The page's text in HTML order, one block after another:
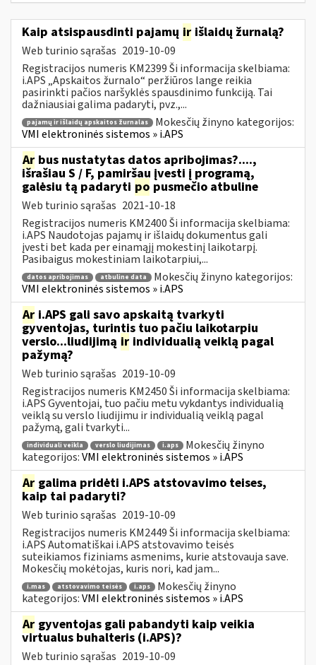
Kaip atsispausdinti pajamų ir išlaidų žurnalą?
Web turinio sąrašas 2019-10-09
Registracijos numeris KM2399 Ši informacija skelbiama:
i.APS „Apskaitos žurnalo“ peržiūros lange reikia
pasirinkti pačios naršyklės spausdinimo funkciją. Tai
dažniausiai galima padaryti, pvz.,...
pajamų ir išlaidų apskaitos žurnalas
Mokesčių žinyno kategorijos:
VMI elektroninės sistemos » i.APS
Ar bus nustatytas datos apribojimas?....,
išrašiau S / F, pamiršau įvesti į programą,
galėsiu tą padaryti po pusmečio atbuline
Web turinio sąrašas 2021-10-18
Registracijos numeris KM2400 Ši informacija skelbiama:
i.APS Naudotojas pajamų ir išlaidų dokumentus gali
įvesti bet kada per einamąjį mokestinį laikotarpį.
Pasibaigus mokestiniam laikotarpiui,...
datos apribojimas atbuline data
Mokesčių žinyno kategorijos:
VMI elektroninės sistemos » i.APS
Ar i.APS gali savo apskaitą tvarkyti
gyventojas, turintis tuo pačiu laikotarpiu
verslo...liudijimą ir individualią veiklą pagal
pažymą?
Web turinio sąrašas 2019-10-09
Registracijos numeris KM2450 Ši informacija skelbiama:
i.APS Gyventojai, tuo pačiu metu vykdantys individualią
veiklą su verslo liudijimu ir individualią veiklą pagal
pažymą, gali tvarkyti...
individuali veikla verslo liudijimas i.aps
Mokesčių žinyno
kategorijos:VMI elektroninės sistemos » i.APS
Ar galima pridėti i.APS atstovavimo teises,
kaip tai padaryti?
Web turinio sąrašas 2019-10-09
Registracijos numeris KM2449 Ši informacija skelbiama:
i.APS Automatiškai i.APS atstovavimo teisės
suteikiamos fiziniams asmenims, kurie atstovauja save.
Mokesčių mokėtojas, kuris nori, kad jam...
i.mas atstovavimo teisės i.aps
Mokesčių žinyno
kategorijos:VMI elektroninės sistemos » i.APS
Ar gyventojas gali pabandyti kaip veikia
virtualus buhalteris (i.APS)?
Web turinio sąrašas 2019-10-09